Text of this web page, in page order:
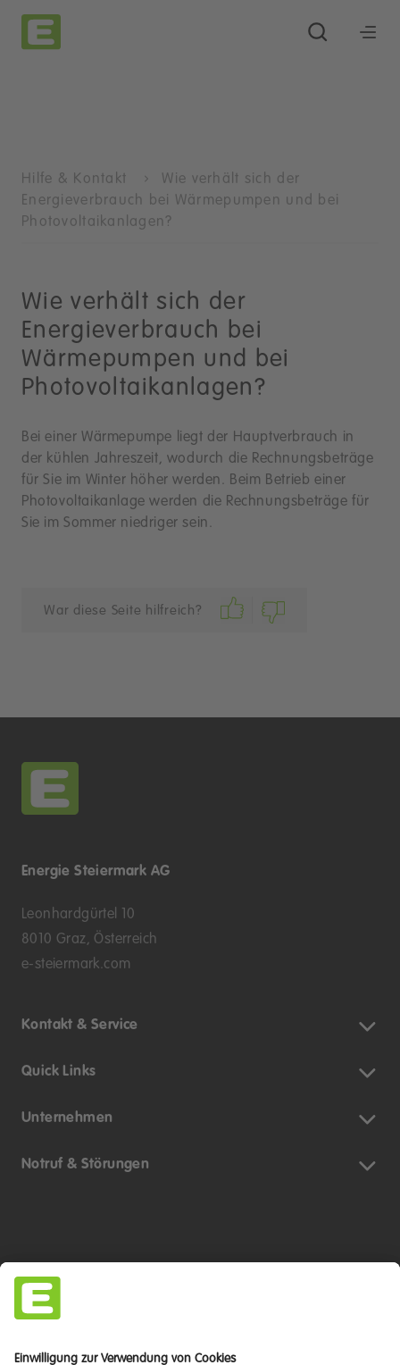
Hilfe & Kontakt
Wie verhält sich der
Energieverbrauch bei Wärmepumpen und bei
Photovoltaikanlagen?
Wie verhält sich der
Energieverbrauch bei
Wärmepumpen und bei
Photovoltaikanlagen?
Bei einer Wärmepumpe liegt der Hauptverbrauch in
der kühlen Jahreszeit, wodurch die Rechnungsbeträge
für Sie im Winter höher werden. Beim Betrieb einer
Photovoltaikanlage werden die Rechnungsbeträge für
Sie im Sommer niedriger sein.
War diese Seite hilfreich?
Energie Steiermark AG
Leonhardgürtel 10
8010 Graz, Österreich
e-steiermark.com
Kontakt & Service
Quick Links
Unternehmen
Notruf & Störungen